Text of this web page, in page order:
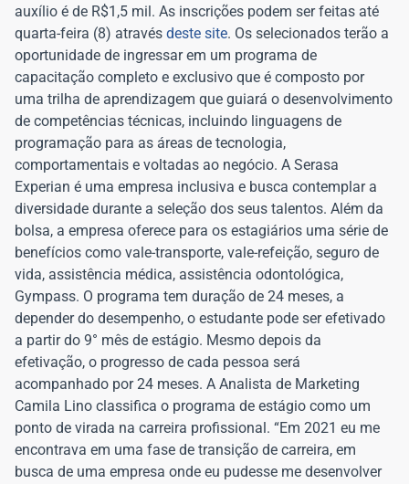
auxílio é de R$1,5 mil. As inscrições podem ser feitas até
quarta-feira (8) através deste site. Os selecionados terão a
oportunidade de ingressar em um programa de
capacitação completo e exclusivo que é composto por
uma trilha de aprendizagem que guiará o desenvolvimento
de competências técnicas, incluindo linguagens de
programação para as áreas de tecnologia,
comportamentais e voltadas ao negócio. A Serasa
Experian é uma empresa inclusiva e busca contemplar a
diversidade durante a seleção dos seus talentos. Além da
bolsa, a empresa oferece para os estagiários uma série de
benefícios como vale-transporte, vale-refeição, seguro de
vida, assistência médica, assistência odontológica,
Gympass. O programa tem duração de 24 meses, a
depender do desempenho, o estudante pode ser efetivado
a partir do 9° mês de estágio. Mesmo depois da
efetivação, o progresso de cada pessoa será
acompanhado por 24 meses. A Analista de Marketing
Camila Lino classifica o programa de estágio como um
ponto de virada na carreira profissional. “Em 2021 eu me
encontrava em uma fase de transição de carreira, em
busca de uma empresa onde eu pudesse me desenvolver